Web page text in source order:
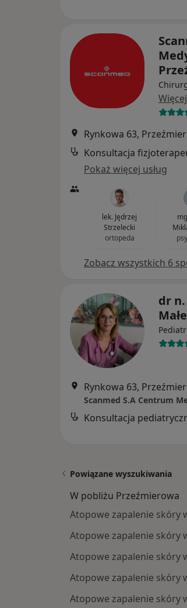
Więcej
Rynkowa 63,
Konsultacja
Pokaż więcej usług
lek. Jędrzej
Strzelecki
ortopeda
Zobacz wszystkich 6
dr
Rynkowa 63,
Scanmed S.A Centrum
Konsultacja
Powiązane wyszukiwania
W pobliżu Przeźmierowa
Atopowe zapalenie skóry
Atopowe zapalenie skóry
Atopowe zapalenie skóry
Atopowe zapalenie skóry
Atopowe zapalenie skóry